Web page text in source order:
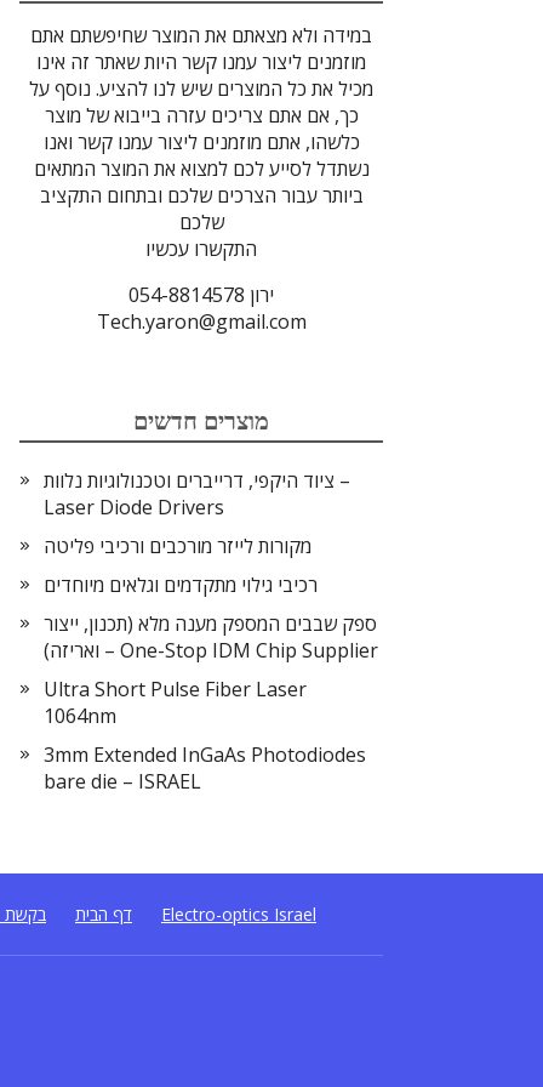
במידה ולא מצאתם את המוצר שחיפשתם אתם
מוזמנים ליצור עמנו קשר היות שאתר זה אינו
מכיל את כל המוצרים שיש לנו להציע. נוסף על
כך, אם אתם צריכים עזרה בייבוא של מוצר
כלשהו, אתם מוזמנים ליצור עמנו קשר ואנו
נשתדל לסייע לכם למצוא את המוצר המתאים
ביותר עבור הצרכים שלכם ובתחום התקציב
שלכם
התקשרו עכשיו
ירון 054-8814578
Tech.yaron@gmail.com
מוצרים חדשים
ציוד היקפי, דרייברים וטכנולוגיות נלוות –
Laser Diode Drivers
מקורות לייזר מורכבים ורכיבי פליטה
רכיבי גילוי מתקדמים וגלאים מיוחדים
ספק שבבים המספק מענה מלא (תכנון, ייצור
ואריזה) – One-Stop IDM Chip Supplier
Ultra Short Pulse Fiber Laser
1064nm
3mm Extended InGaAs Photodiodes
bare die – ISRAEL
בקשת דף הבית Electro-optics Israel